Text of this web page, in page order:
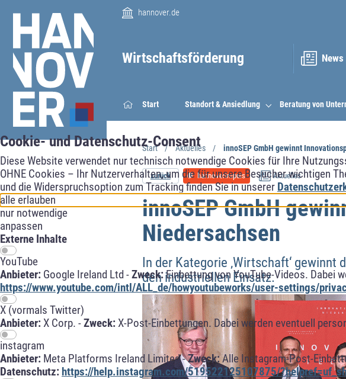
Cookie- und Datenschutz-Consent
Diese Website verwendet nur technisch notwendige Cookies für Ihre
OHNE Cookies – Ihr Nutzerverhalten, um die für unsere Besucher wichtigen
und die Widerspruchsoption zum Tracking finden Sie in unserer
alle erlauben
nur notwendige
anpassen
Externe Inhalte
YouTube
Anbieter: Google Ireland Ltd -Zweck:Einbettung von YouTube-Videos. Dabei
https://www.youtube.com/intl/ALL_de/howyoutubeworks/user-settings/
X (vormals Twitter)
Anbieter:X Corp. -Zweck:X-Post-Einbettungen. Dabei werden eventuell
instagram
Anbieter: Meta Platforms Ireland Limited -Zweck:Alle Instagram-Post-
Datenschutz: https://help.instagram.com/519522125107875/
Wirtschaftsförderung
Start Standort & Ansiedlung Beratung von
hannover.de
News
Start Aktuelles innoSEP GmbH gewinnt
zurück hannoverimpuls Aktuelles
innoSEP GmbH
Niedersachsen
In der Kategorie ‚Wirtschaft‘
den industriellen Einsatz.